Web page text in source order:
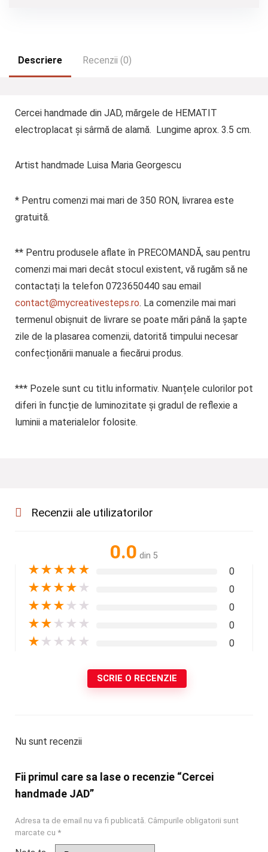
Descriere Recenzii (0)
Cercei handmade din JAD, mărgele de HEMATIT
electroplacat și sârmă de alamă. Lungime aprox. 3.5 cm.
Artist handmade Luisa Maria Georgescu
* Pentru comenzi mai mari de 350 RON, livrarea este
gratuită.
** Pentru produsele aflate în PRECOMANDĂ, sau pentru
comenzi mai mari decât stocul existent, vă rugăm să ne
contactați la telefon 0723650440 sau email
contact@mycreativesteps.ro. La comenzile mai mari
termenul obișnuit de livrare se poate mări până la șapte
zile de la plasarea comenzii, datorită timpului necesar
confecționării manuale a fiecărui produs.
*** Pozele sunt cu titlu informativ. Nuanțele culorilor pot
diferi în funcție de luminozitate și gradul de reflexie a
luminii a materialelor folosite.
Recenzii ale utilizatorilor
0.0 din 5
★★★★★ 0
★★★★ ★ 0
★★★ ★ ★ 0
★★ ★ ★ ★ 0
★ ★ ★ ★ ★ 0
SCRIE O RECENZIE
Nu sunt recenzii
Fii primul care sa lase o recenzie “Cercei
handmade JAD”
Adresa ta de email nu va fi publicată. Câmpurile obligatorii sunt
marcate cu *